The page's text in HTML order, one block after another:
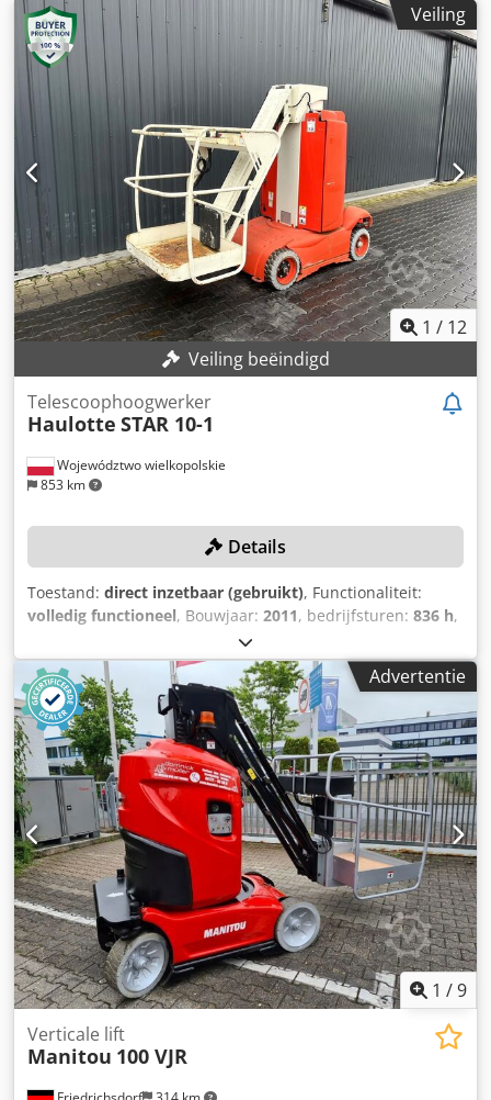
Veiling
1 / 12
Veiling beëindigd
Województwo wielkopolskie
853 km
Telescoophoogwerker
Haulotte STAR 10-1
Details
Toestand: direct inzetbaar (gebruikt), Functionaliteit:
volledig functioneel, Bouwjaar: 2011, bedrijfsturen: 836 h,
ME108831
(1,63 pk), draagvermogen:200 kg, hefhoogte:10.000 mm,
Geen minimum prijs – gegarandeerde verkoop tegen het
hoogste bod! TECHNISCHE SPECIFICATIES Heelhoogte:
10.000 mm Maximale belasting: 200 kg Maximale
zijbelasting: 400 N Toelaatbare helling: max. 3° Csdpfx
Aoziz Tuehroha MACHINEGEGEVENS Aantal gebruiksuren:
836 uur Totaalgewicht: 2.735 kg Extern referentienummer:
SL16147SP
Advertentie
1 /9
Verticale lift
Manitou 100 VJR